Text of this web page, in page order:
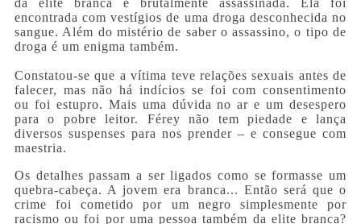
da elite branca é brutalmente assassinada. Ela foi
encontrada com vestígios de uma droga desconhecida no
sangue. Além do mistério de saber o assassino, o tipo de
droga é um enigma também.
Constatou-se que a vítima teve relações sexuais antes de
falecer, mas não há indícios se foi com consentimento
ou foi estupro. Mais uma dúvida no ar e um desespero
para o pobre leitor. Férey não tem piedade e lança
diversos suspenses para nos prender – e consegue com
maestria.
Os detalhes passam a ser ligados como se formasse um
quebra-cabeça. A jovem era branca... Então será que o
crime foi cometido por um negro simplesmente por
racismo ou foi por uma pessoa também da elite branca?